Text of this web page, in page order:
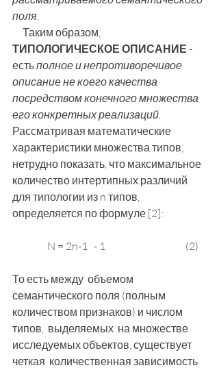
поля.
Таким образом,
ТИПОЛОГИЧЕСКОЕ ОПИСАНИЕ -
есть полное и непротиворечивое
описание не коего качества
посредством конечного множества
его конкретных реализаций.
Рассматривая математические
характеристики множества типов,
нетрудно показать, что максимальное
количество интертипных различий
для типологии из n типов,
определяется по формуле [2]:
N = 2n-1   - 1                                       (2)
То есть между  объемом
семантического поля (полным
количеством признаков) и числом
типов,  выделяемых  на множестве
исследуемых объектов, существует
четкая  количественная зависимость.